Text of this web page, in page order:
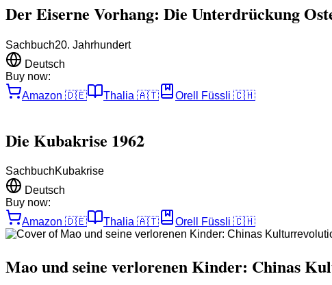
Der Eiserne Vorhang: Die Unterdrückung
Sachbuch20. Jahrhundert
Deutsch
Buy now:
Amazon 🇩🇪 Thalia 🇦🇹 Orell Füssli 🇨🇭
Die Kubakrise 1962
SachbuchKubakrise
Deutsch
Buy now:
Amazon 🇩🇪 Thalia 🇦🇹 Orell Füssli 🇨🇭
Mao und seine verlorenen Kinder: Chinas